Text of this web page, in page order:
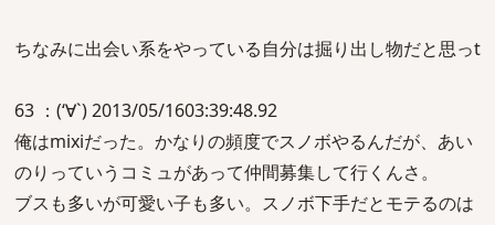
ちなみに出会い系をやっている自分は掘り出し物だと思っt
63 ：(‘∀`) 2013/05/1603:39:48.92
俺はmixiだった。かなりの頻度でスノボやるんだが、あい
のりっていうコミュがあって仲間募集して行くんさ。
ブスも多いが可愛い子も多い。スノボ下手だとモテるのは